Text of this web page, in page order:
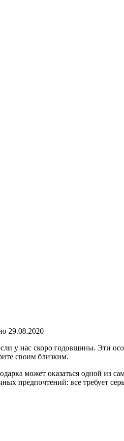
29.08.2020
у нас скоро годовщины. Эти
своим близким.
может оказаться одной
предпочтений: все требует